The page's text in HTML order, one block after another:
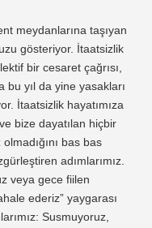
meydanlarına taşıyan
gösteriyor. İtaatsizlik
bir cesaret çağrısı,
bu yıl da yine yasakları
İtaatsizlik hayatımıza
bize dayatılan hiçbir
olmadığını bas bas
adımlarımız.
veya gece fiilen
ederiz”yaygarası
Susmuyoruz,